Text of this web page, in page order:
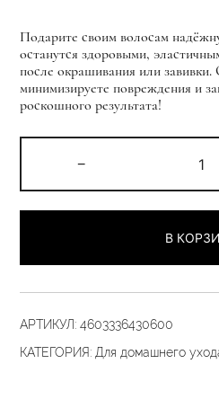
Подарите своим волосам
останутся здоровыми,
после окрашивания или
минимизируете повреждения и
роскошного результата!
-
2»
В
АРТИКУЛ: 4603336430600
КАТЕГОРИЯ: Для домашнего